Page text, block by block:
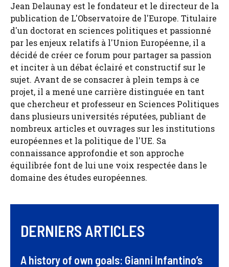
Jean Delaunay est le fondateur et le directeur de la
publication de L'Observatoire de l'Europe. Titulaire
d'un doctorat en sciences politiques et passionné
par les enjeux relatifs à l'Union Européenne, il a
décidé de créer ce forum pour partager sa passion
et inciter à un débat éclairé et constructif sur le
sujet. Avant de se consacrer à plein temps à ce
projet, il a mené une carrière distinguée en tant
que chercheur et professeur en Sciences Politiques
dans plusieurs universités réputées, publiant de
nombreux articles et ouvrages sur les institutions
européennes et la politique de l'UE. Sa
connaissance approfondie et son approche
équilibrée font de lui une voix respectée dans le
domaine des études européennes.
DERNIERS ARTICLES
A history of own goals: Gianni Infantino’s